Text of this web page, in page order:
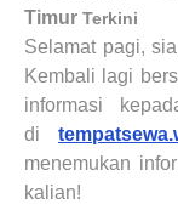
Timur Terkini
Selamat pagi,
Kembali lagi
informasi
di
menemukan
kalian!